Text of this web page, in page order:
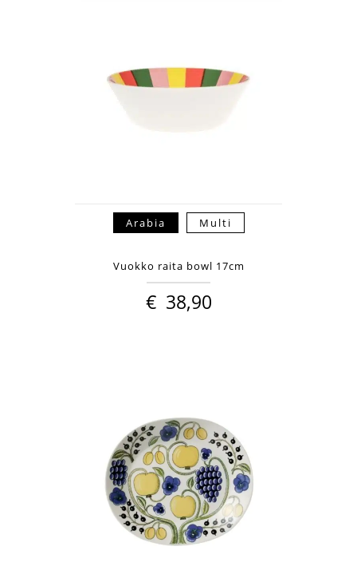
Arabia Multi
Vuokko raita bowl 17cm
€ 38,90